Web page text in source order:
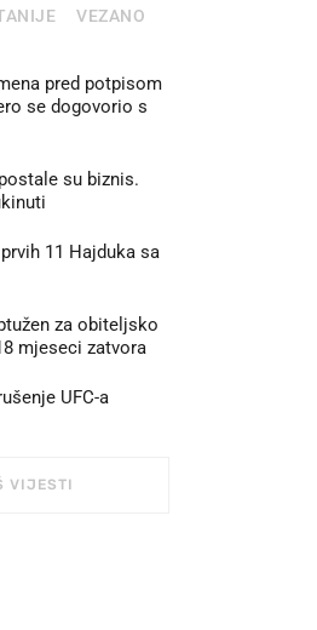
VEZANO
pred potpisom
se dogovorio s
su biznis.
11 Hajduka sa
za obiteljsko
mjeseci zatvora
UFC-a
VIJESTI